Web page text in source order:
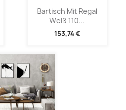
Bartisch Mit Regal
Weiß 110...
153,74 €